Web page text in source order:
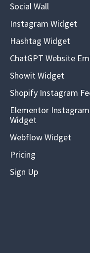
Social Wall
Instagram Widget
Hashtag Widget
ChatGPT Website
Showit Widget
Shopify Instagram
Elementor Instagram
Widget
Webflow Widget
Pricing
Sign Up